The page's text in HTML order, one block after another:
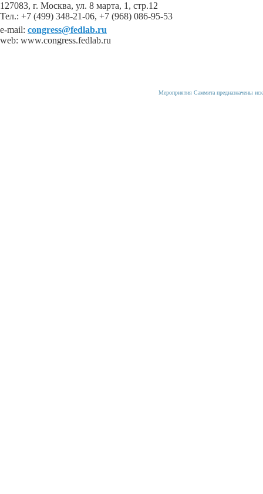
127083, г. Москва, ул. 8 марта, 1, стр.12
Тел.: +7 (499) 348-21-06, +7 (968) 086-95-53
e-mail: congress@fedlab.ru
web: www.congress.fedlab.ru
Мероприятия Саммита предназначены